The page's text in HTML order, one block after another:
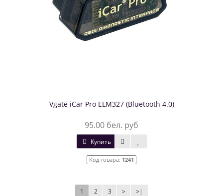
Vgate iCar Pro ELM327 (Bluetooth 4.0)
95.00 бел. руб
Купить
Код товара: 1241
1 2 3 > >|